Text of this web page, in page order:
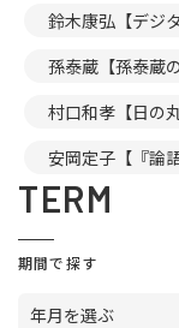
鈴木康弘【デジ
孫泰蔵【孫泰蔵
村口和孝【日の
安岡定子【『論
TERM
期間で探す
年月を選ぶ